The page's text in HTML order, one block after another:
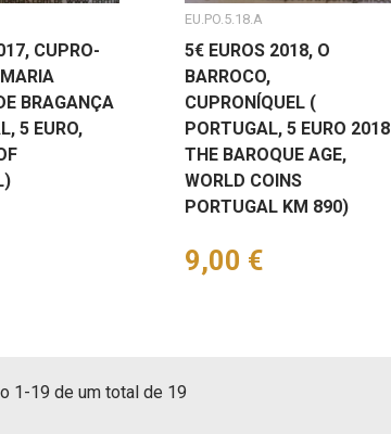
CUPRO-
BRAGANÇA
5 EURO,
EU.PO.5.18.A
5€ EUROS 2018, O
BARROCO,
CUPRONÍQUEL (
PORTUGAL, 5 EURO 2018
THE BAROQUE AGE,
WORLD COINS
PORTUGAL KM 890)
Preço
9,00 €
1-19 de um total de 19